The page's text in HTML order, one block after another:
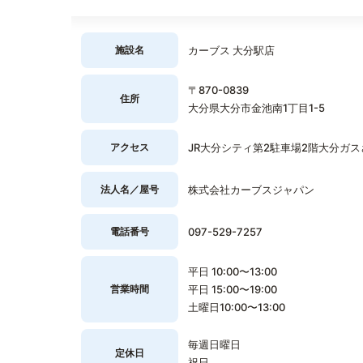
施設名 カーブス 大分駅店
住所
〒870-0839
大分県大分市金池南1丁目1-5
アクセス JR大分シティ第2駐車場2階大分ガ
法人名／屋号 株式会社カーブスジャパン
電話番号 097-529-7257
営業時間
平日 10:00〜13:00
平日 15:00〜19:00
土曜日10:00〜13:00
定休日
毎週日曜日